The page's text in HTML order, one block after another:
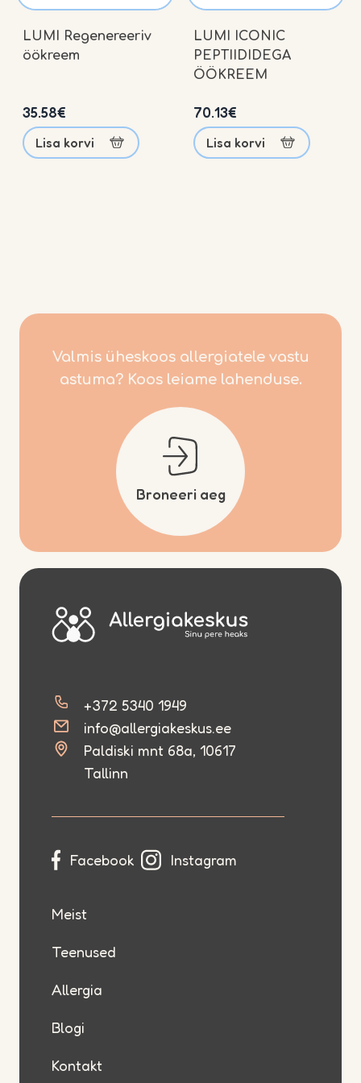
Kontakt
Pood
LUMI Regenereeriv
öökreem
Lisa korvi
35.58€
LUMI ICONIC
PEPTIIDIDEGA
ÖÖKREEM
Lisa korvi
70.13€
Valmis üheskoos allergiatele vastu
astuma? Koos leiame lahenduse.
Broneeri aeg
+372 5340 1949
info@allergiakeskus.ee
Paldiski mnt 68a, 10617
Tallinn
Facebook Instagram
Meist
Teenused
Allergia
Blogi
Kontakt